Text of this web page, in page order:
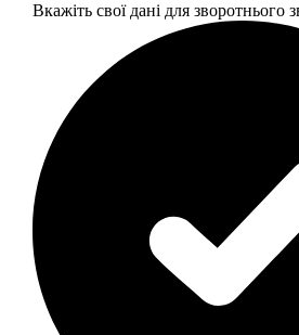
Вкажіть свої дані для зворотнього